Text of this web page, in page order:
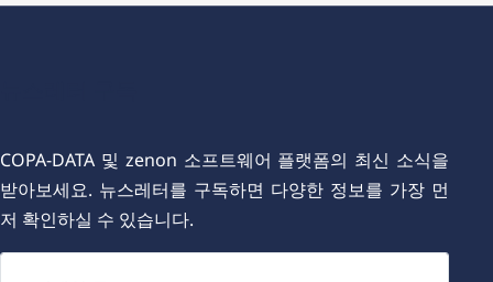
COPA-DATA 및 zenon 소프트웨어 플랫폼의 최신 소식을
받아보세요. 뉴스레터를 구독하면 다양한 정보를 가장 먼
저 확인하실 수 있습니다.